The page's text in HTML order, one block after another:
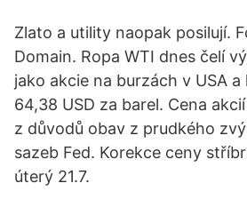
Zlato a utility naopak posilují.
Domain. Ropa WTI dnes čelí
jako akcie na burzách v USA a
64,38 USD za barel. Cena
z důvodů obav z prudkého
sazeb Fed. Korekce ceny
úterý 21.7.